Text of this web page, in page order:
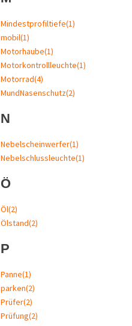
Mindestprofiltiefe(1)
mobil(1)
Motorhaube(1)
Motorkontrollleuchte(1)
Motorrad(4)
MundNasenschutz(2)
N
Nebelscheinwerfer(1)
Nebelschlussleuchte(1)
Ö
Öl(2)
Ölstand(2)
P
Panne(1)
parken(2)
Prüfer(2)
Prüfung(2)